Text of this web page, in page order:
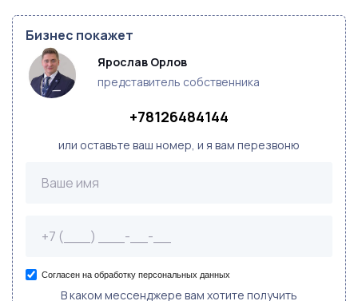
Бизнес покажет
Ярослав Орлов
представитель собственника
+78126484144
или оставьте ваш номер, и я вам перезвоню
Согласен на обработку персональных данных
В каком мессенджере вам хотите получить